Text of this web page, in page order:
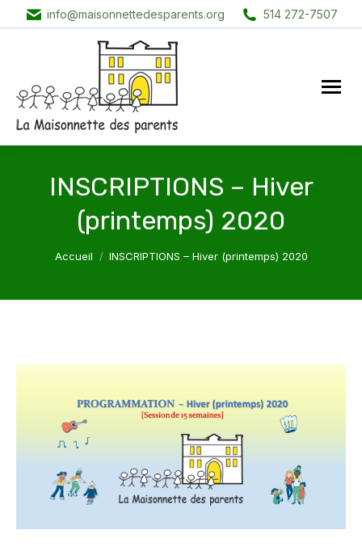
info@maisonnettedesparents.org 514 272-7507
INSCRIPTIONS – Hiver
(printemps) 2020
Vous êtes ici :
Accueil INSCRIPTIONS – Hiver (printemps) 2020